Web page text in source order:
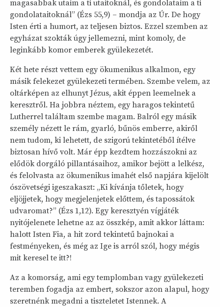
magasabbak utaim a ti utaitoknál, és gondolataim a ti
gondolataitoknál” (Ézs 55,9) – mondja az Úr. De hogy
Isten érti a humort, az teljesen biztos. Ezzel szemben az
egyházat szokták úgy jellemezni, mint komoly, de
leginkább komor emberek gyülekezetét.
Két hete részt vettem egy ökumenikus alkalmon, egy
másik felekezet gyülekezeti termében. Szembe velem, az
oltárképen az elhunyt Jézus, akit éppen leemelnek a
keresztről. Ha jobbra néztem, egy haragos tekintetű
Lutherrel találtam szembe magam. Balról egy másik
személy nézett le rám, gyarló, bűnös emberre, akiről
nem tudom, ki lehetett, de szigorú tekintetéből ítélve
biztosan hívő volt. Már épp kezdtem hozzászokni az
elődök dorgáló pillantásaihoz, amikor bejött a lelkész,
és felolvasta az ökumenikus imahét első napjára kijelölt
ószövetségi igeszakaszt: „Ki kívánja tőletek, hogy
eljöjjetek, hogy megjelenjetek előttem, és tapossátok
udvaromat?” (Ézs 1,12). Egy keresztyén vígjáték
nyitójelenete lehetne az az összkép, amit akkor láttam:
halott Isten Fia, a hit zord tekintetű bajnokai a
festményeken, és még az Ige is arról szól, hogy mégis
mit keresel te itt?!
Az a komorság, ami egy templomban vagy gyülekezeti
teremben fogadja az embert, sokszor azon alapul, hogy
szeretnénk megadni a tiszteletet Istennek. A